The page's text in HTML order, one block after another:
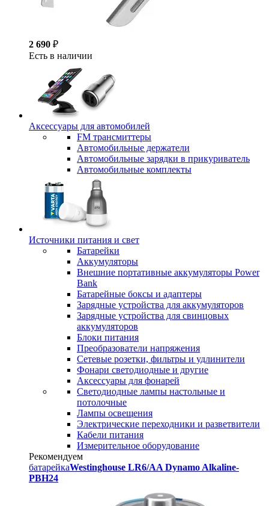
2 690 ₽
Есть в наличии
Аксессуары для автомобилей
FM трансмиттеры
Автомобильные держатели
Автомобильные зарядки в прикуриватель
Автомобильные комплекты
Источники питания и свет
Батарейки
Аккумуляторы
Внешние портативные аккумуляторы Power
Bank
Батарейные боксы и адаптеры
Зарядные устройства для аккумуляторов
Зарядные устройства для свинцовых
аккумуляторов
Блоки питания
Преобразователи напряжения
Сетевые розетки, фильтры и удлинители
Фонари светодиодные и другие
Аксессуары для фонарей
Светодиодные лампы настольные и
потолочные
Лампы освещения
Электрические переходники и разветвители
Кабели питания
Измерительное оборудование
Рекомендуем
батарейкаWestinghouse LR6/AA Dynamo Alkaline-
PBH24